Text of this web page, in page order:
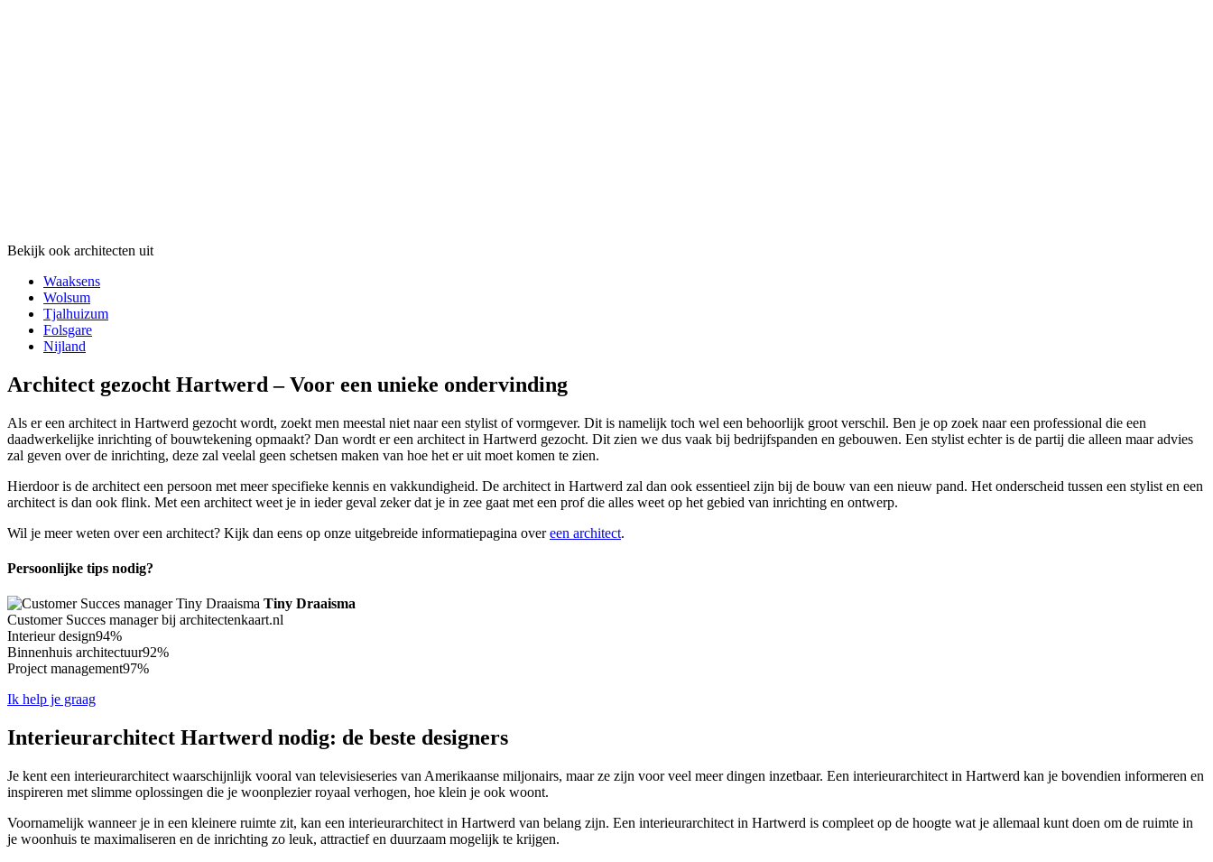
Bekijk ook architecten uit
Waaksens
Wolsum
Tjalhuizum
Folsgare
Nijland
Architect gezocht Hartwerd – Voor een unieke ondervinding
Als er een architect in Hartwerd gezocht wordt, zoekt men meestal niet naar een stylist of vormgever. Dit is namelijk toch wel een behoorlijk groot verschil. Ben je op zoek naar een professional die een
daadwerkelijke inrichting of bouwtekening opmaakt? Dan wordt er een architect in Hartwerd gezocht. Dit zien we dus vaak bij bedrijfspanden en gebouwen. Een stylist echter is de partij die alleen maar advies
zal geven over de inrichting, deze zal veelal geen schetsen maken van hoe het er uit moet komen te zien.
Hierdoor is de architect een persoon met meer specifieke kennis en vakkundigheid. De architect in Hartwerd zal dan ook essentieel zijn bij de bouw van een nieuw pand. Het onderscheid tussen een stylist en een
architect is dan ook flink. Met een architect weet je in ieder geval zeker dat je in zee gaat met een prof die alles weet op het gebied van inrichting en ontwerp.
Wil je meer weten over een architect? Kijk dan eens op onze uitgebreide informatiepagina overeen architect.
Persoonlijke tips nodig?
Tiny Draaisma
Customer Succes manager bij architectenkaart.nl
Interieur design94%
Binnenhuis architectuur92%
Project management97%
Ik help je graag
Interieurarchitect Hartwerd nodig: de beste designers
Je kent een interieurarchitect waarschijnlijk vooral van televisieseries van Amerikaanse miljonairs, maar ze zijn voor veel meer dingen inzetbaar. Een interieurarchitect in Hartwerd kan je bovendien informeren en
inspireren met slimme oplossingen die je woonplezier royaal verhogen, hoe klein je ook woont.
Voornamelijk wanneer je in een kleinere ruimte zit, kan een interieurarchitect in Hartwerd van belang zijn. Een interieurarchitect in Hartwerd is compleet op de hoogte wat je allemaal kunt doen om de ruimte in
je woonhuis te maximaliseren en de inrichting zo leuk, attractief en duurzaam mogelijk te krijgen.